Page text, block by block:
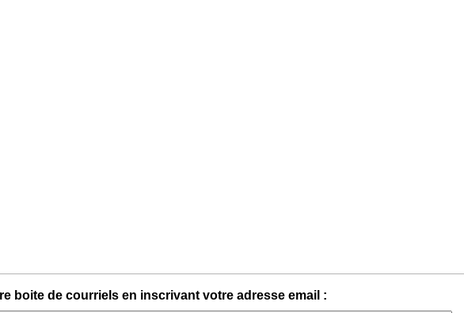
boite de courriels en inscrivant votre adresse email :